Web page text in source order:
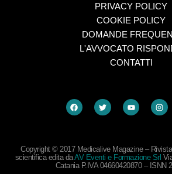
PRIVACY POLICY
COOKIE POLICY
DOMANDE
L'AVVOCATO
CONTATTI
Copyright © 2017 Medicalive Magazine –
scientifica edita daAV Eventi e Formazione Srl
Catania P.IVA 04660420870 – ISNN